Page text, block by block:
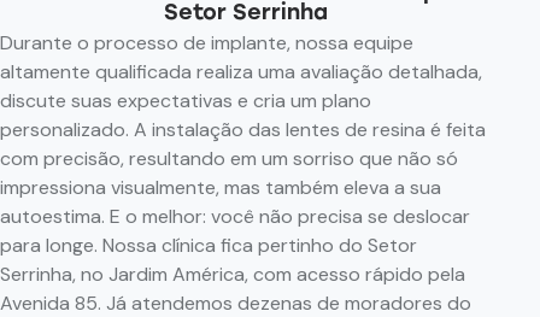
Setor Serrinha
Durante o processo de implante, nossa equipe
altamente qualificada realiza uma avaliação detalhada,
discute suas expectativas e cria um plano
personalizado. A instalação das lentes de resina é feita
com precisão, resultando em um sorriso que não só
impressiona visualmente, mas também eleva a sua
autoestima. E o melhor: você não precisa se deslocar
para longe. Nossa clínica fica pertinho do Setor
Serrinha, no Jardim América, com acesso rápido pela
Avenida 85. Já atendemos dezenas de moradores do